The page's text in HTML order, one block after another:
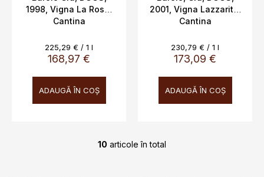
R
A
T
T
1998, Vigna La Rosa,
Cantina
0,75l
168,97 €
Evaluare
preţ:
225,29 € / 1 l
ADAUGĂ ÎN COŞ
R
A
T
T
2001, Vigna Lazzarito,
Cantina
0,75l
173,09 €
Evaluare
preţ:
230,79 € / 1 l
ADAUGĂ ÎN COŞ
C
10 articole în total